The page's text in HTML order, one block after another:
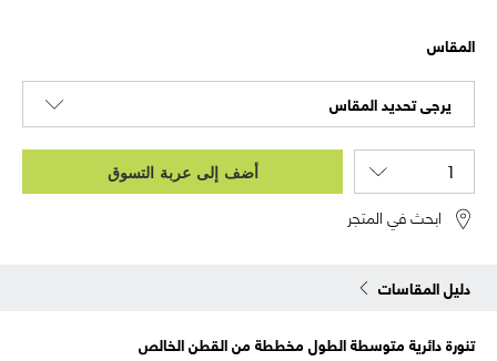
المقاس
يرجى تحديد المقاس
أضف إلى عربة التسوق
ابحث في المتجر
دليل المقاسات
تنورة دائرية متوسطة الطول مخططة من القطن الخالص